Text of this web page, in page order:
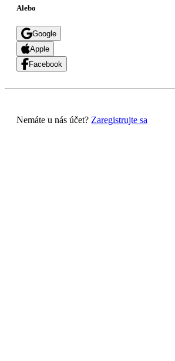
Alebo
Google
Apple
Facebook
Nemáte u nás účet? Zaregistrujte sa